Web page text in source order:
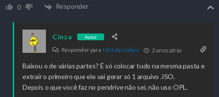
0 Responder
Cinza Autor
Responder para Nkdobrooklyn 2 anos atrás
Baixou o de várias partes? É só colocar tudo na mesma pasta e
extrair o primeiro que ele vai gerar só 1 arquivo .ISO.
Depois o que você faz no pendrive não sei, não uso OPL.